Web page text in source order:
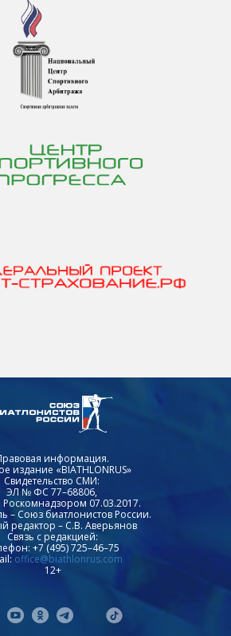
информация.
издание «BIATHLONRUS»
Свидетельство СМИ:
ЭЛ № ФС 77–68806,
Роскомнадзором 07.03.2017.
– Союз биатлонистов России.
редактор – С.В. Аверьянов
Связь с редакцией:
+7 (495) 725–46–75
office@biathlonrus.com
12+